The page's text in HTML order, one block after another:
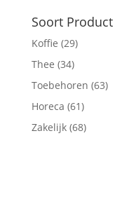
Soort Product
Koffie (29)
Thee (34)
Toebehoren (63)
Horeca (61)
Zakelijk (68)